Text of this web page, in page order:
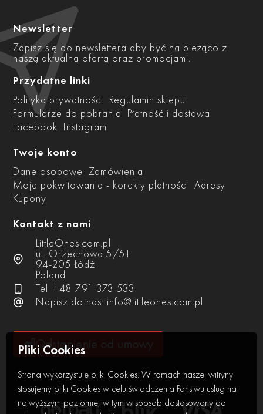
Newsletter
Zapisz się do newslettera aby być na bieżąco z
naszą aktualną ofertą oraz promocjami.
Przydatne linki
Polityka prywatności Regulamin sklepu
Formularze do pobrania Płatność i dostawa
Facebook Instagram
Twoje konto
Dane osobowe Zamówienia
Moje pokwitowania - korekty płatności Adresy
Kupony
Kontakt z nami
LittleOnes.com.pl
ul. Orzechowa 5/51
94-205 Łódź
Poland
Tel: +48 791 373 533
Napisz do nas: info@littleones.com.pl
⏎Odstąpienie od umowy
Pliki Cookies
Strona wykorzystuje pliki Cookies. W ramach naszej witryny
stosujemy pliki Cookies w celu świadczenia Państwu usług na
najwyższym poziomie, w tym w sposób dostosowany do